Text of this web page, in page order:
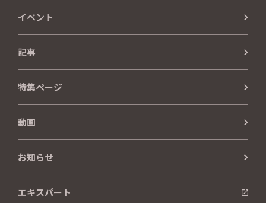
イベント
記事
特集ページ
動画
お知らせ
エキスパート